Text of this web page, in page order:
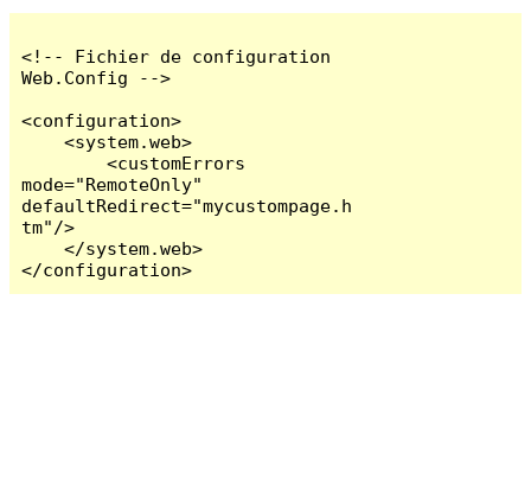
<!-- Fichier de configuration
Web.Config -->
<configuration>
    <system.web>
        <customErrors
mode="RemoteOnly"
defaultRedirect="mycustompage.h
tm"/>
    </system.web>
</configuration>